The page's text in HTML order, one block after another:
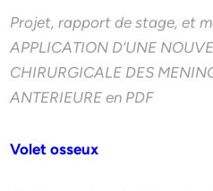
Projet, rapport de stage, et
APPLICATION D’UNE
CHIRURGICALE DES
ANTERIEURE en PDF
Volet osseux